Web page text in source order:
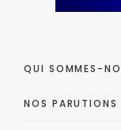
QUI SOMMES-
NOS PARUTIONS